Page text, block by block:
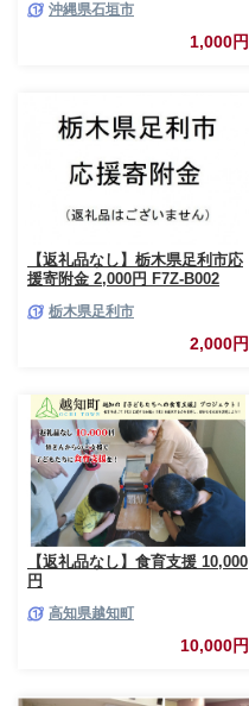
沖縄県石垣市
1,000円
【返礼品なし】栃木県足利市応
援寄附金 2,000円 F7Z-B002
栃木県足利市
2,000円
【返礼品なし】食育支援 10,000
円
高知県越知町
10,000円